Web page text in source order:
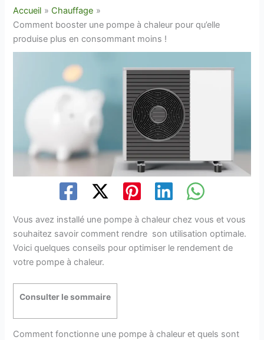
Accueil
Chauffage
Comment booster une pompe à chaleur pour qu’elle
produise plus en consommant moins !
Vous avez installé une pompe à chaleur chez vous et vous
souhaitez savoir comment rendre son utilisation optimale.
Voici quelques conseils pour optimiser le rendement de
votre pompe à chaleur.
Consulter le sommaire
Comment fonctionne une pompe à chaleur et quels sont